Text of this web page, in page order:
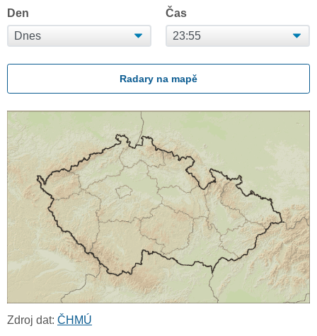
Den Čas
Radary na mapě
Zdroj dat: ČHMÚ